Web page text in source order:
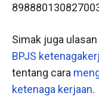
Simak juga
BPJS
tentang cara
ketenaga kerjaan.